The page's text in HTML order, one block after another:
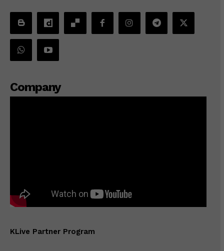
Company
KLive Partner Program